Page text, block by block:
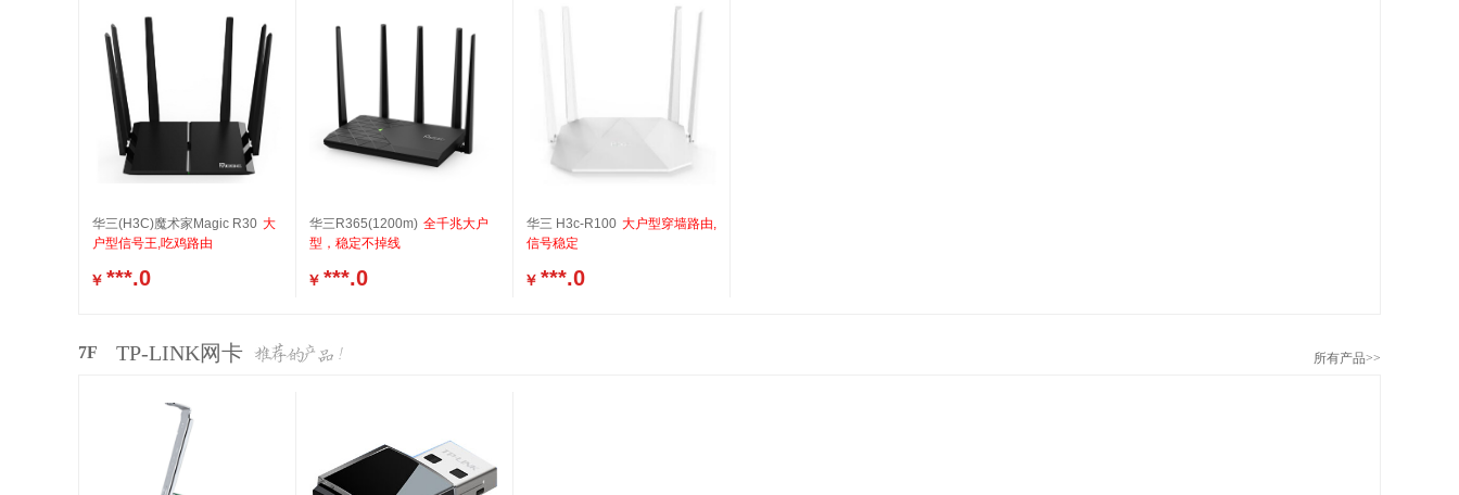
华三(H3C)魔术家Magic R30 大
户型信号王,吃鸡路由
￥ ***.0
华三R365(1200m) 全千兆大户
型，稳定不掉线
￥ ***.0
华三 H3c-R100 大户型穿墙路由,
信号稳定
￥ ***.0
7F TP-LINK网卡 所有产品>>